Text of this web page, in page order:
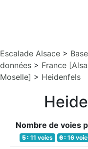
Escalade Alsace >
données > France
Moselle] > Heidenfels
Nombre de voies
5 : 11 voies 6 : 16